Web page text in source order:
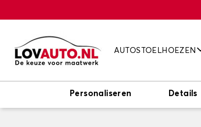
AUTOSTOELHOEZEN
Personaliseren Details